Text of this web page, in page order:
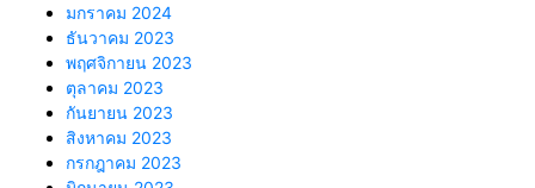
มกราคม 2024
ธันวาคม 2023
พฤศจิกายน 2023
ตุลาคม 2023
กันยายน 2023
สิงหาคม 2023
กรกฎาคม 2023